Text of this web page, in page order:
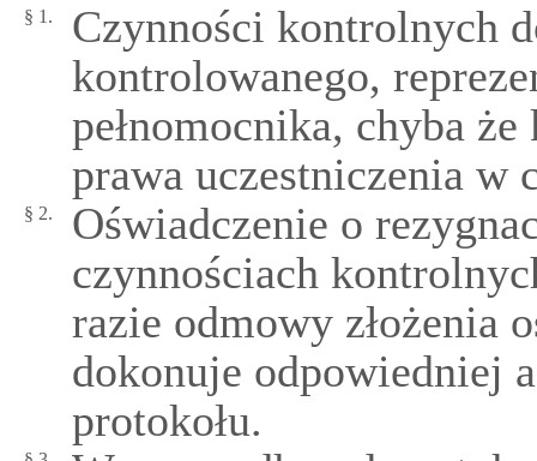
§ 1.
Czynności kontrolnych
kontrolowanego,
pełnomocnika, chyba
prawa uczestniczenia w
§ 2.
Oświadczenie o
czynnościach
razie odmowy złożenia
dokonuje odpowiedniej
protokołu.